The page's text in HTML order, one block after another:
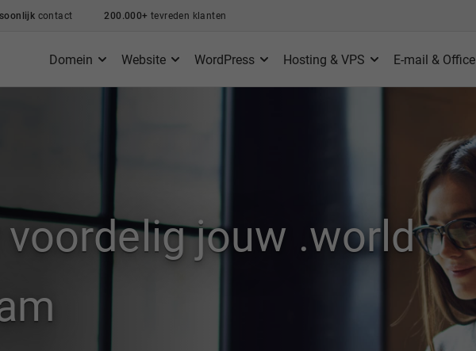
contact 200.000+ tevreden klanten
Domein Website WordPress Hosting & VPS E-mail & Office
voordelig jouw .world